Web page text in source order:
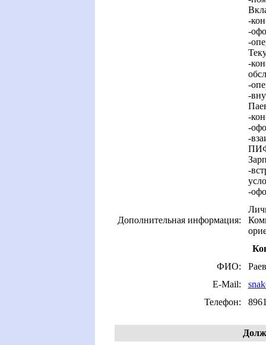
-
-
-
-
-
-
-
-
-
-
-
Дополнительная информация:
ФИО:
E-Mail:
Телефон: